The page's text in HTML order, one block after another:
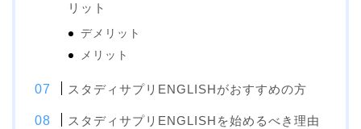
リット
デメリット
メリット
スタディサプリENGLISHがおすすめの方
スタディサプリENGLISHを始めるべき理由